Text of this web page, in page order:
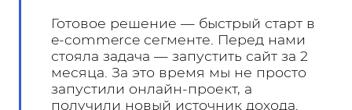
Готовое решение — быстрый старт в
e-commerce сегменте. Перед нами
стояла задача — запустить сайт за 2
месяца. За это время мы не просто
запустили онлайн-проект, а
получили новый источник дохода.